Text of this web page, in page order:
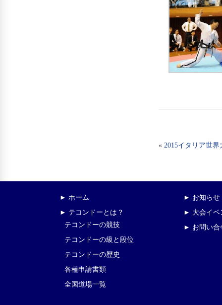
« 2015イタリア世
► ホーム
► テコンドーとは？
テコンドーの競技
テコンドーの級と段位
テコンドーの歴史
各種申請書類
全国道場一覧
► お知らせ
► 大会イベ
► お問い合